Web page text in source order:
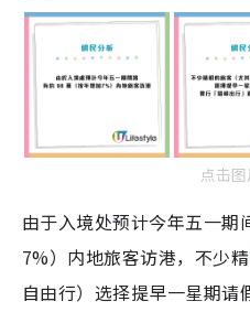
点击
由于入境处预计今年五一期
7%）内地旅客访港，不少
自由行）选择提早一星期